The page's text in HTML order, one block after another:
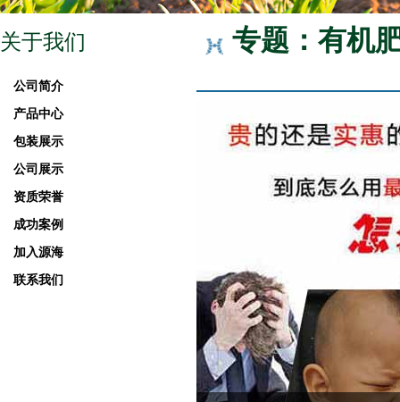
关于我们
公司简介
产品中心
包装展示
公司展示
资质荣誉
成功案例
加入源海
联系我们
专题：有机